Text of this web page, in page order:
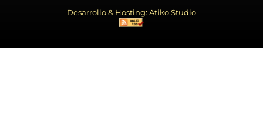
Desarrollo & Hosting: Atiko.Studio